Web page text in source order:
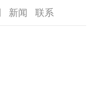
新闻 联系